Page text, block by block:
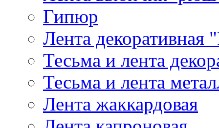
Гипюр
Лента декоративная
Тесьма и лента
Тесьма и лента
Лента жаккардовая